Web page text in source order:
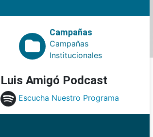
Campañas
Campañas
Institucionales
Luis Amigó Podcast
Escucha Nuestro Programa